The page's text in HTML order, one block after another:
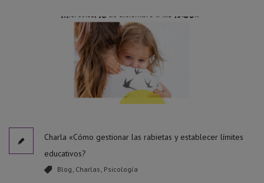
Charla «Cómo gestionar las rabietas y establecer límites
educativos?
Blog Charlas Psicología